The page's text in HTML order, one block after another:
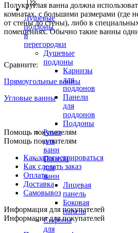
Душевые
поддоны
и
перегородки
Душевые
поддоны
Карнизы
для
поддонов
Панели
для
поддонов
Поддоны
Рамы
для
ванн
Панели
для
ванн
Лицевая
панель
Боковая
панель
Сифоны
для
Полукруглая ванна должна
комнатах, с большими размерами (где
от стены до стены), либо в
помещениях. Обычно такие ванны
Сравните:
Прямоугольные ванны
Угловые ванны
Помощь покупателям
Помощь покупателям
Как зарегистрироваться
Как сделать заказ
Оплата
Доставка
Самовывоз
Информация для покупателей
Информация для покупателей